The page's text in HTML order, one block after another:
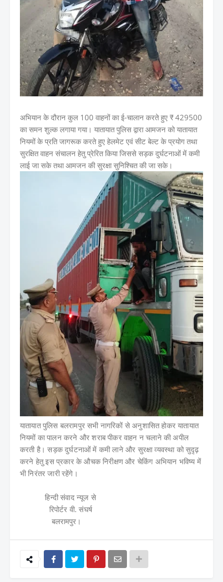
अभियान के दौरान कुल 100 वाहनों का ई-चालान करते हुए ₹ 429500
का समन शुल्क लगाया गया। यातायात पुलिस द्वारा आमजन को यातायात
नियमों के प्रति जागरूक करते हुए हेलमेट एवं सीट बेल्ट के प्रयोग तथा
सुरक्षित वाहन संचालन हेतु प्रेरित किया जिससे सड़क दुर्घटनाओं में कमी
लाई जा सके तथा आमजन की सुरक्षा सुनिश्चित की जा सके।
यातायात पुलिस बलरामपुर सभी नागरिकों से अनुशासित होकर यातायात
नियमों का पालन करने और शराब पीकर वाहन न चलाने की अपील
करती है। सड़क दुर्घटनाओं में कमी लाने और सुरक्षा व्यवस्था को सुदृढ़
करने हेतु इस प्रकार के औचक निरीक्षण और चेकिंग अभियान भविष्य में
भी निरंतर जारी रहेंगे।
हिन्दी संवाद न्यूज से
रिपोर्टर वी. संघर्ष
बलरामपुर।